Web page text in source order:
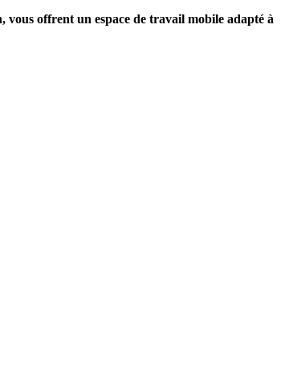
vous offrent un espace de travail mobile adapté à